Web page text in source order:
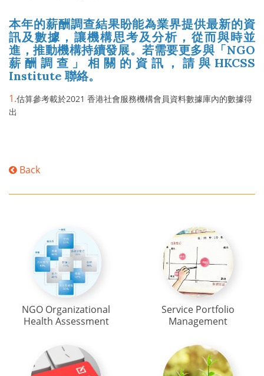
本年的薪酬調查結果盼能為業界提供最新的資
訊及數據，讓機構思考及分析，從而與時並
進，推動機構持續發展。若需要更多與「NGO
薪酬調查」相關的資訊，請與HKCSS
Institute 聯絡。
1.估算參考載於2021 香港社會服務機構會員資料數據庫內的數據得
出
Back
NGO Organizational
Health Assessment
Service Portfolio
Management